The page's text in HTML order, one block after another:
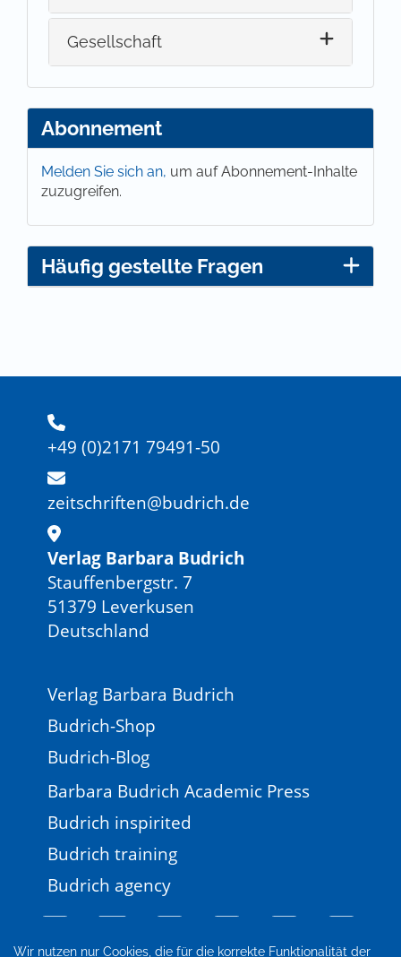
Wir nutzen nur Cookies, die für die korrekte Funktionalität der
Gesellschaft
Abonnement
Melden Sie sich an, um auf Abonnement-Inhalte
zuzugreifen.
Häufig gestellte Fragen
+49 (0)2171 79491-50
zeitschriften@budrich.de
Verlag Barbara Budrich
Stauffenbergstr. 7
51379 Leverkusen
Deutschland
Verlag Barbara Budrich
Budrich-Shop
Budrich-Blog
Barbara Budrich Academic Press
Budrich inspirited
Budrich training
Budrich agency